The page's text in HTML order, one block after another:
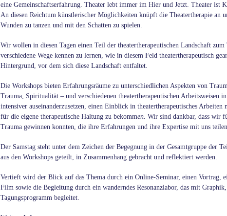
eine Gemeinschaftserfahrung. Theater lebt immer im Hier und Jetzt. Theater ist
An diesen Reichtum künstlerischer Möglichkeiten knüpft die Theatertherapie an
Wunden zu tanzen und mit den Schatten zu spielen.
Wir wollen in diesen Tagen einen Teil der theatertherapeutischen Landschaft
verschiedene Wege kennen zu lernen, wie in diesem Feld theatertherapeutisch
Hintergrund, vor dem sich diese Landschaft entfaltet.
Die Workshops bieten Erfahrungsräume zu unterschiedlichen Aspekten von
Trauma, Spiritualität – und verschiedenen theatertherapeutischen Arbeitsweisen
intensiver auseinanderzusetzen, einen Einblick in theatertherapeutisches
für die eigene therapeutische Haltung zu bekommen. Wir sind dankbar, dass wir
Trauma gewinnen konnten, die ihre Erfahrungen und ihre Expertise mit uns teilen.
Der Samstag steht unter dem Zeichen der Begegnung in der Gesamtgruppe der
aus den Workshops geteilt, in Zusammenhang gebracht und reflektiert werden.
Vertieft wird der Blick auf das Thema durch ein Online-Seminar, einen Vortrag,
Film sowie die Begleitung durch ein wanderndes Resonanzlabor, das mit
Tagungsprogramm begleitet.